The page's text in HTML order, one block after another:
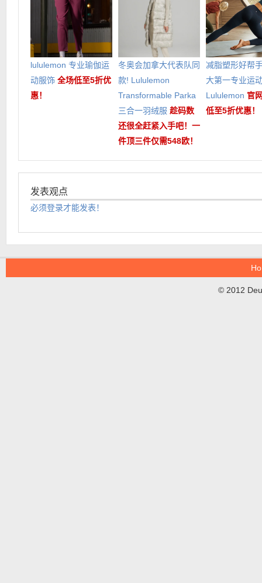
lululemon 专业瑜伽运
动服饰 全场低至5折优
惠！
冬奥会加拿大代表队同
款! Lululemon
Transformable Parka
三合一羽绒服 趁码数
还很全赶紧入手吧！一
件顶三件仅需548欧！
减脂塑形好帮
大第一专业运
Lululemon 官
低至5折优惠！
发表观点
必须登录才能发表！
© 2012